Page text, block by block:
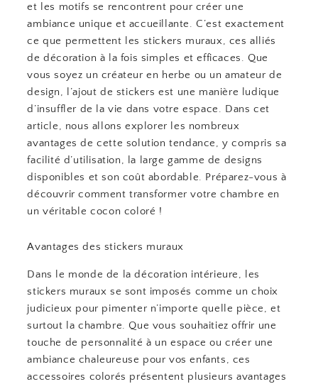
et les motifs se rencontrent pour créer une
ambiance unique et accueillante. C’est exactement
ce que permettent les stickers muraux, ces alliés
de décoration à la fois simples et efficaces. Que
vous soyez un créateur en herbe ou un amateur de
design, l’ajout de stickers est une manière ludique
d’insuffler de la vie dans votre espace. Dans cet
article, nous allons explorer les nombreux
avantages de cette solution tendance, y compris sa
facilité d’utilisation, la large gamme de designs
disponibles et son coût abordable. Préparez-vous à
découvrir comment transformer votre chambre en
un véritable cocon coloré !
Avantages des stickers muraux
Dans le monde de la décoration intérieure, les
stickers muraux se sont imposés comme un choix
judicieux pour pimenter n’importe quelle pièce, et
surtout la chambre. Que vous souhaitiez offrir une
touche de personnalité à un espace ou créer une
ambiance chaleureuse pour vos enfants, ces
accessoires colorés présentent plusieurs avantages